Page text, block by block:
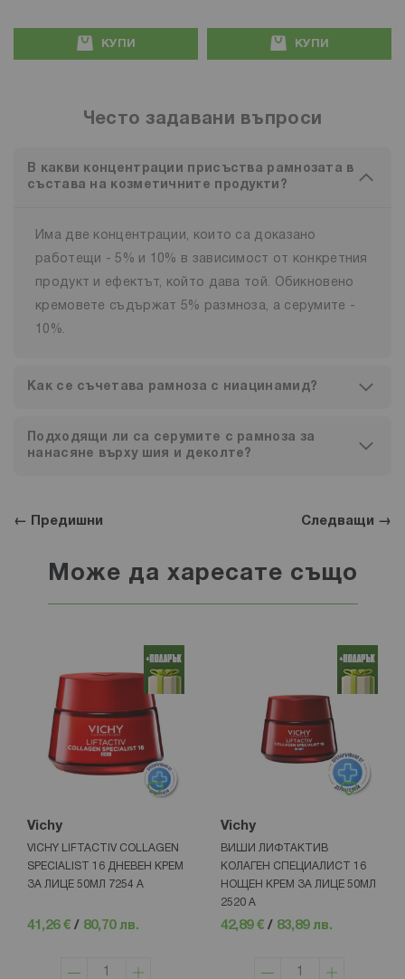
КУПИ КУПИ
Често задавани въпроси
В какви концентрации присъства рамнозата в
състава на козметичните продукти?
Има две концентрации, които са доказано
работещи - 5% и 10% в зависимост от конкретния
продукт и ефектът, който дава той. Обикновено
кремовете съдържат 5% размноза, а серумите -
10%.
Как се съчетава рамноза с ниацинамид?
Подходящи ли са серумите с рамноза за
нанасяне върху шия и деколте?
← Предишни Следващи →
Може да харесате също
Vichy
VICHY LIFTACTIV COLLAGEN
SPECIALIST 16 ДНЕВЕН КРЕМ
ЗА ЛИЦЕ 50МЛ 7254 А
41,26 € / 80,70 лв.
Vichy
ВИШИ ЛИФТАКТИВ
КОЛАГЕН СПЕЦИАЛИСТ 16
НОЩЕН КРЕМ ЗА ЛИЦЕ 50МЛ
2520 А
42,89 € / 83,89 лв.